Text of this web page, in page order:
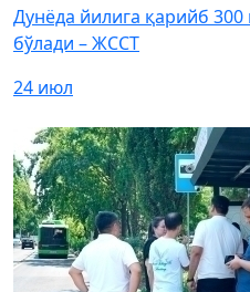
Дунёда йилига қарийб
бўлади – ЖССТ
24 июл